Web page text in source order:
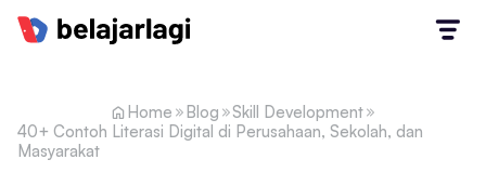
Home Blog
Skill Development
40+ Contoh Literasi Digital di Perusahaan, Sekolah, dan
Masyarakat